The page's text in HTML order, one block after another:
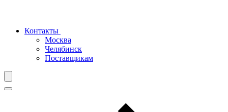
Контакты
Москва
Челябинск
Поставщикам